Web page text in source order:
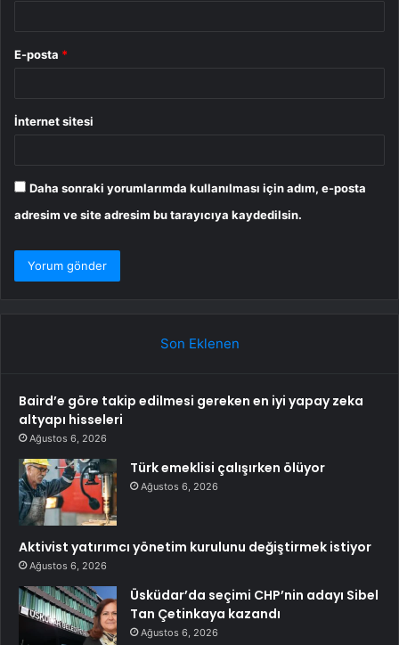
E-posta *
İnternet sitesi
Daha sonraki yorumlarımda kullanılması için adım, e-posta
adresim ve site adresim bu tarayıcıya kaydedilsin.
Son Eklenen
Baird’e göre takip edilmesi gereken en iyi yapay zeka
altyapı hisseleri
Ağustos 6, 2026
Türk emeklisi çalışırken ölüyor
Ağustos 6, 2026
Aktivist yatırımcı yönetim kurulunu değiştirmek istiyor
Ağustos 6, 2026
Üsküdar’da seçimi CHP’nin adayı Sibel
Tan Çetinkaya kazandı
Ağustos 6, 2026